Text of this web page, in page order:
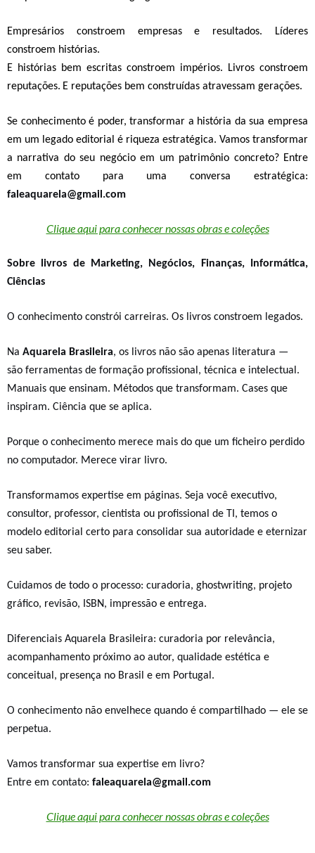
Empresários constroem empresase resultados.
Líderes
constroem histórias.
E histórias bem escritas constroem impérios.
Livros constroem
reputações. E reputações bem construídas atravessam gerações.
Se conhecimento é poder, transformar a história da sua empresa
em um legado editorial é riqueza estratégica. Vamos transformar
a narrativa do seu negócio em um patrimônio concreto?Entre
em contato para uma conversa estratégica:
faleaquarela@gmail.com
Clique aqui para conhecer nossas obras e coleções
Sobre livros de Marketing, Negócios, Finanças, Informática,
Ciências
O conhecimento constrói carreiras. Os livros constroem legados.
Na Aquarela Brasileira, os livros não são apenas literatura —
são ferramentas de formação profissional, técnica e intelectual .
Manuais que ensinam. Métodos que transformam. Cases que
inspiram. Ciência que se aplica.
Porque o conhecimento merece mais do que um ficheiro perdido
no computador. Merece virar livro.
Transformamos expertise em páginas. Seja você executivo,
consultor, professor, cientista ou profissional de TI, temos o
modelo editorial certo para consolidar sua autoridade e eternizar
seu saber.
Cuidamos de todo o processo: curadoria, ghostwriting, projeto
gráfico, revisão, ISBN, impressão e entrega.
Diferenciais Aquarela Brasileira: curadoria por relevância,
acompanhamento próximo ao autor, qualidade estética e
conceitual, presença no Brasil e em Portugal.
O conhecimento não envelhece quando é compartilhado — ele se
perpetua.
Vamos transformar sua expertise em livro?
Entre em contato: faleaquarela@gmail.com
Clique aqui para conhecer nossas obras e coleções